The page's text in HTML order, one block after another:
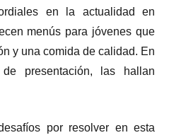
en la actualidad en
menús para jóvenes que
y una comida de calidad. En
presentación, las hallan
por resolver en esta